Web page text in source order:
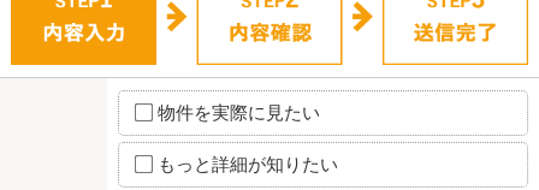
物件を実際に見たい
もっと詳細が知りたい